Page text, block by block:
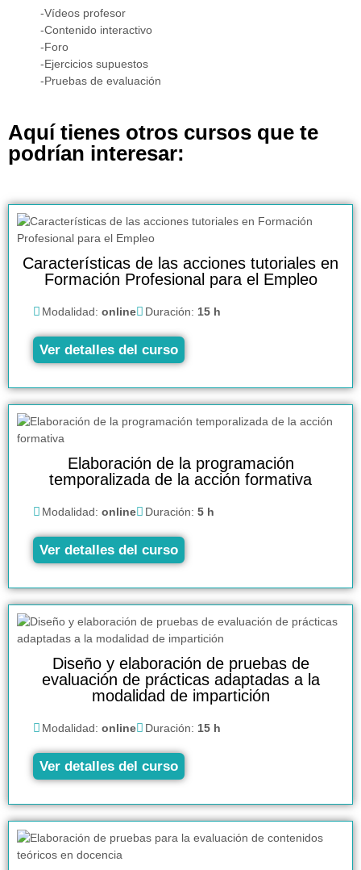
-Vídeos profesor
-Contenido interactivo
-Foro
-Ejercicios supuestos
-Pruebas de evaluación
Aquí tienes otros cursos que te
podrían interesar:
Características de las acciones tutoriales en
Formación Profesional para el Empleo
Modalidad: online Duración: 15 h
Ver detalles del curso
Elaboración de la programación
temporalizada de la acción formativa
Modalidad: online Duración: 5 h
Ver detalles del curso
Diseño y elaboración de pruebas de
evaluación de prácticas adaptadas a la
modalidad de impartición
Modalidad: online Duración: 15 h
Ver detalles del curso